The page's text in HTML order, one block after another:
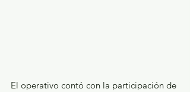
El operativo contó con la participación de